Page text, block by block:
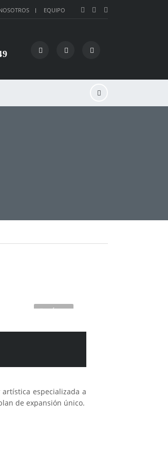
EQUIPO
1VÍDEO
especializada a
de expansión único.